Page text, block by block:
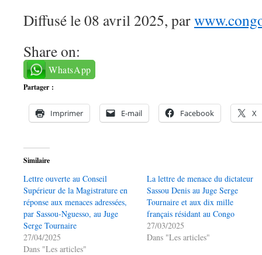
Diffusé le 08 avril 2025, par
Share on:
WhatsApp
Partager :
Imprimer E-mail Facebook X
Similaire
Lettre ouverte au Conseil
Supérieur de la Magistrature en
réponse aux menaces adressées,
par Sassou-Nguesso, au Juge
Serge Tournaire
27/04/2025
Dans "Les articles"
La lettre de menace du dictateur
Sassou Denis au Juge Serge
Tournaire et aux dix mille
français résidant au Congo
27/03/2025
Dans "Les articles"